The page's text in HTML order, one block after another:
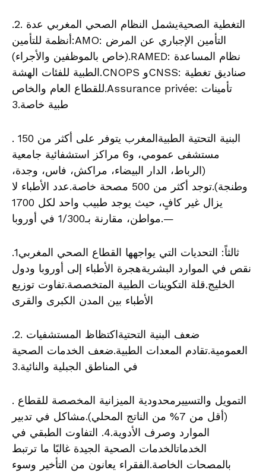
.2. التغطية الصحيةيشمل النظام الصحي المغربي عدة
أنظمة للتأمين:AMO: التأمين الإجباري عن المرض
(خاص بالموظفين والأجراء).RAMED: نظام المساعدة
الطبية للفئات الهشة.CNOPS وCNSS: صناديق تغطية
للقطاع العام والخاص.Assurance privée: تأمينات
طبية خاصة.3
. البنية التحتية الطبيةالمغرب يتوفر على أكثر من 150
مستشفى عمومي، و6 مراكز استشفائية جامعية
(الرباط، الدار البيضاء، مراكش، فاس، وجدة،
وطنجة).توجد أكثر من 500 مصحة خاصة.عدد الأطباء لا
يزال غير كافٍ، حيث يوجد طبيب واحد لكل 1700
مواطن، مقارنة بـ1/300 في أوروبا.—
ثالثاً: التحديات التي يواجهها القطاع الصحي المغربي1.
نقص في الموارد البشريةهجرة الأطباء إلى أوروبا ودول
الخليج.قلة التكوينات الطبية المتخصصة.تفاوت توزيع
الأطباء بين المدن الكبرى والقرى
.2. ضعف البنية التحتيةاكتظاظ المستشفيات
العمومية.تقادم المعدات الطبية.ضعف الخدمات الصحية
في المناطق الجبلية والنائية.3
. التمويل والتسييرمحدودية الميزانية المخصصة للقطاع
(أقل من 7% من الناتج المحلي).مشاكل في تدبير
الموارد وصرف الأدوية.4. التفاوت الطبقي في
الخدماتالخدمات الصحية الجيدة غالبًا ما ترتبط
بالمصحات الخاصة.الفقراء يعانون من التأخير وسوء